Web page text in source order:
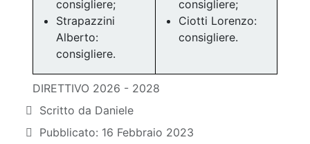
DIRETTIVO 2026 - 2028
consigliere;
Strapazzini
Alberto:
consigliere.
consigliere;
Ciotti Lorenzo:
consigliere.
Dettagli
Scritto da Daniele
Pubblicato: 16 Febbraio 2023